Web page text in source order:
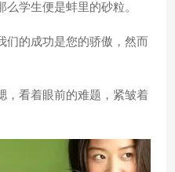
学生便是蚌里的砂粒。
们的成功是您的骄傲，然而
，看着眼前的难题，紧皱着